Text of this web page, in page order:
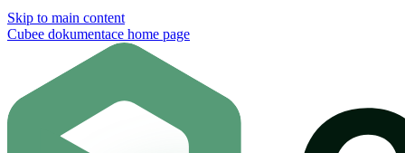
Skip to main content
Cubee dokumentace home page